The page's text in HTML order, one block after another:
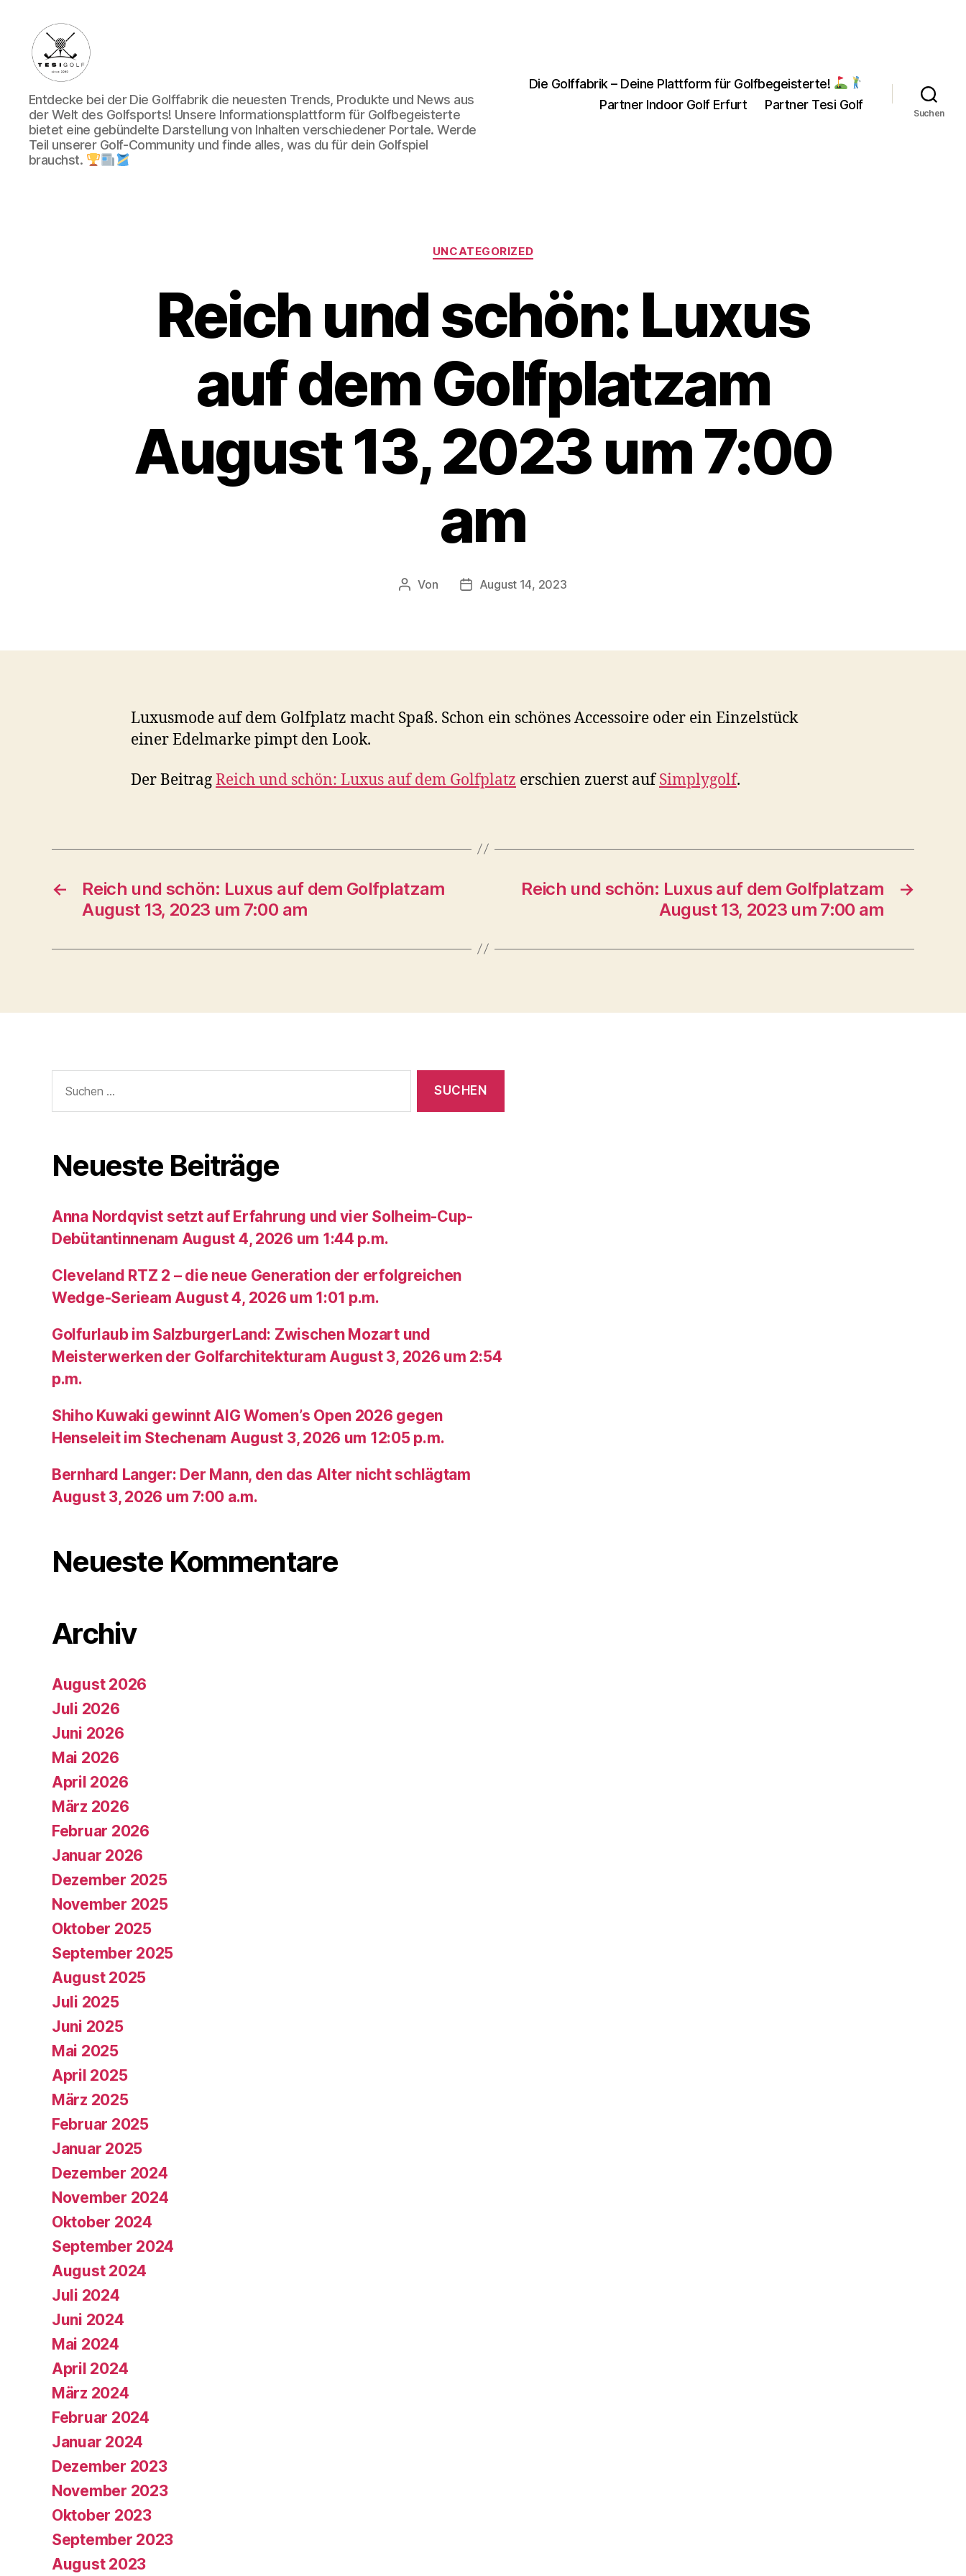
Die
Golffabrik
-
Deine
Plattform
Entdecke bei der Die Golffabrik die neuesten Trends, Produkte und News aus
der Welt des Golfsports! Unsere Informationsplattform für Golfbegeisterte
bietet eine gebündelte Darstellung von Inhalten verschiedener Portale. Werde
Teil unserer Golf-Community und finde alles, was du für dein Golfspiel
brauchst.
Die Golffabrik – Deine Plattform für Golfbegeisterte!
Partner Indoor Golf Erfurt
Partner Tesi Golf
Suchen
Kategorien
UNCATEGORIZED
Reich und schön: Luxus
auf dem Golfplatzam
August 13, 2023 um 7:00
am
Beitragsautor
Von Veröffentlichungsdatum
August 14, 2023
Luxusmode auf dem Golfplatz macht Spaß. Schon ein schönes Accessoire oder ein Einzelstück
einer Edelmarke pimpt den Look.
Der BeitragReich und schön: Luxus auf dem Golfplatz erschien zuerst aufSimplygolf.
←
Reich und schön: Luxus auf dem Golfplatzam
August 13, 2023 um 7:00 am
→
Reich und schön: Luxus auf dem Golfplatzam
August 13, 2023 um 7:00 am
nach:
Neueste Beiträge
Anna Nordqvist setzt auf Erfahrung und vier Solheim-Cup-
Debütantinnenam August 4, 2026 um 1:44 p.m.
Cleveland RTZ 2 – die neue Generation der erfolgreichen
Wedge-Serieam August 4, 2026 um 1:01 p.m.
Golfurlaub im SalzburgerLand: Zwischen Mozart und
Meisterwerken der Golfarchitekturam August 3, 2026 um 2:54
p.m.
Shiho Kuwaki gewinnt AIG Women’s Open 2026 gegen
Henseleit im Stechenam August 3, 2026 um 12:05 p.m.
Bernhard Langer: Der Mann, den das Alter nicht schlägtam
August 3, 2026 um 7:00 a.m.
Neueste Kommentare
Archiv
August 2026
Juli 2026
Juni 2026
Mai 2026
April 2026
März 2026
Februar 2026
Januar 2026
Dezember 2025
November 2025
Oktober 2025
September 2025
August 2025
Juli 2025
Juni 2025
Mai 2025
April 2025
März 2025
Februar 2025
Januar 2025
Dezember 2024
November 2024
Oktober 2024
September 2024
August 2024
Juli 2024
Juni 2024
Mai 2024
April 2024
März 2024
Februar 2024
Januar 2024
Dezember 2023
November 2023
Oktober 2023
September 2023
August 2023